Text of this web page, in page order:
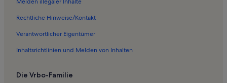
Rechtliche Hinweise/Kontakt
Verantwortlicher Eigentümer
Inhaltsrichtlinien und Melden von Inhalten
Die Vrbo-Familie